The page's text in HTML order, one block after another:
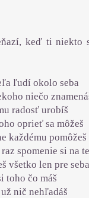
keď ti niekto
okolo seba
niečo
radosť urobíš
oprieť sa môžeš
každému pomôžeš
spomenie si na
všetko len pre
toho čo máš
nič nehľadáš